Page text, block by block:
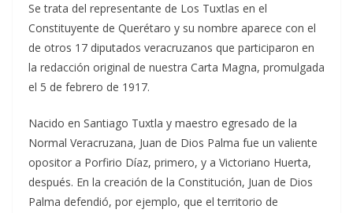
Se trata del representante de Los Tuxtlas en el
Constituyente de Querétaro y su nombre aparece con el
de otros 17 diputados veracruzanos que participaron en
la redacción original de nuestra Carta Magna, promulgada
el 5 de febrero de 1917.
Nacido en Santiago Tuxtla y maestro egresado de la
Normal Veracruzana, Juan de Dios Palma fue un valiente
opositor a Porfirio Díaz, primero, y a Victoriano Huerta,
después. En la creación de la Constitución, Juan de Dios
Palma defendió, por ejemplo, que el territorio de